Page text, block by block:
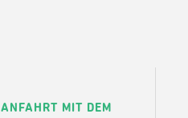
ANFAHRT MIT DEM